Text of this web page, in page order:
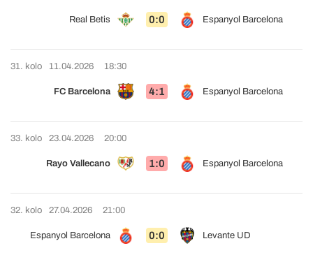
Real Betis 0:0 Espanyol Barcelona
31. kolo 11.04.2026 18:30
FC Barcelona 4:1 Espanyol Barcelona
33. kolo 23.04.2026 20:00
Rayo Vallecano 1:0 Espanyol Barcelona
32. kolo 27.04.2026 21:00
Espanyol Barcelona 0:0 Levante UD